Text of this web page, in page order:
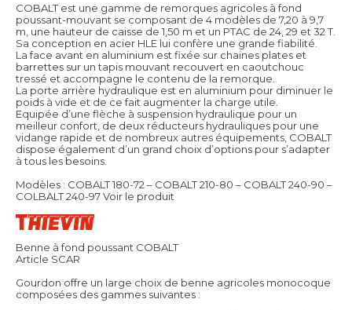
COBALT est une gamme de remorques agricoles à fond
poussant-mouvant se composant de 4 modèles de 7,20 à 9,7
m, une hauteur de caisse de 1,50 m et un PTAC de 24, 29 et 32 T.
Sa conception en acier HLE lui confère une grande fiabilité.
La face avant en aluminium est fixée sur chaines plates et
barrettes sur un tapis mouvant recouvert en caoutchouc
tressé et accompagne le contenu de la remorque.
La porte arrière hydraulique est en aluminium pour diminuer le
poids à vide et de ce fait augmenter la charge utile.
Equipée d’une flèche à suspension hydraulique pour un
meilleur confort, de deux réducteurs hydrauliques pour une
vidange rapide et de nombreux autres équipements, COBALT
dispose également d’un grand choix d’options pour s’adapter
à tous les besoins.
Modèles : COBALT 180-72 – COBALT 210-80 – COBALT 240-90 –
COLBALT 240-97Voir le produit
Benne à fond poussant COBALT
Article SCAR
Gourdon offre un large choix de benne agricoles monocoque
composées des gammes suivantes :